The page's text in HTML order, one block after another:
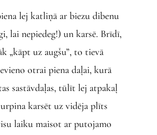
lej katliņā ar biezu dibenu
lai nepiedeg!) un karsē. Brīdī,
„kāpt uz augšu”, to tievā
otrai piena daļai, kurā
sastāvdaļas, tūlīt lej atpakaļ
karsēt uz vidēja plīts
laiku maisot ar putojamo